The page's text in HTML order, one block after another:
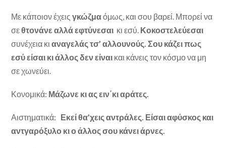
Με κάποιον έχεις γκώζμαόμως, και σου βαρεί. Μπορεί να
σεθτονάνε αλλά εφτύνεσαι κι εσύ. Κοκοστελεύεσαι
συνέχεια κι αναγελάς τσ’ αλλουνούς. Σου κάζειπως
εσύ είσαι κι άλλος δεν είναι και κάνεις τον κόσμο να μη
σε χωνεύει.
Κονομικά: Μάζωνε κι ας ειν΄κι αράτες.
Αιστηματικά: Εκεί θα’χεις αντράλες. Είσαι αφύσκος και
αντγαρόξυλο κι ο άλλος σου κάνει άρνες.